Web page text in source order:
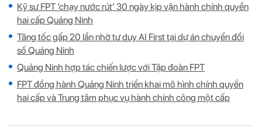
Kỹ sư FPT ‘chạy nước rút’ 30 ngày kịp vận hành chính quyền
hai cấp Quảng Ninh
Tăng tốc gấp 20 lần nhờ tư duy AI First tại dự án chuyển đổi
số Quảng Ninh
Quảng Ninh hợp tác chiến lược với Tập đoàn FPT
FPT đồng hành Quảng Ninh triển khai mô hình chính quyền
hai cấp và Trung tâm phục vụ hành chính công một cấp